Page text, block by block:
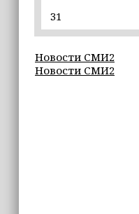
альтернативные
Силы ПВО за
украинских
31
Новости СМИ2
Новости СМИ2